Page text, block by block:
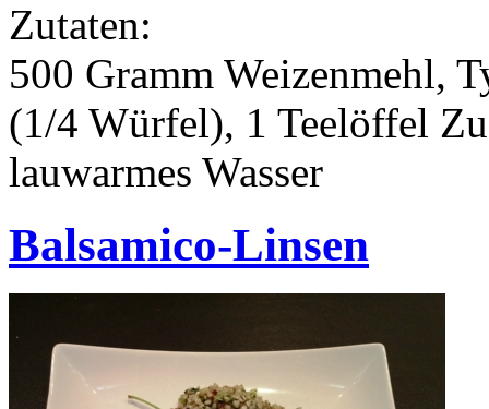
Zutaten:
500 Gramm Weizenmehl,
(1/4 Würfel), 1 Teelöffel
lauwarmes Wasser
Balsamico-Linsen